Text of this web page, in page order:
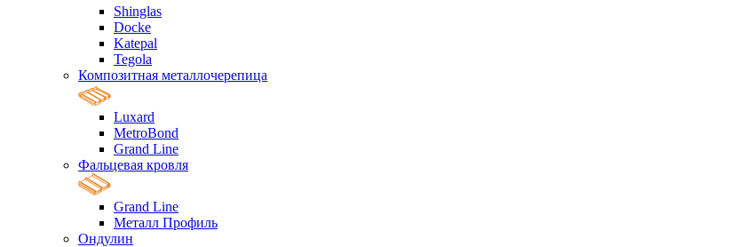
Shinglas
Docke
Katepal
Tegola
Композитная металлочерепица
Luxard
MetroBond
Grand Line
Фальцевая кровля
Grand Line
Металл Профиль
Ондулин